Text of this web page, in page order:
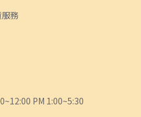
務
PM 1:00~5:30